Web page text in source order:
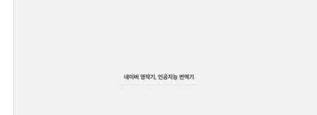
네이버 영작기, 인공지능 번역기